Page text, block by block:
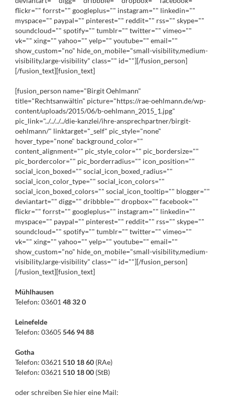
flickr="" forrst="" googleplus="" instagram="" linkedin=""
myspace="" paypal="" pinterest="" reddit="" rss="" skype=""
soundcloud="" spotify="" tumblr="" twitter="" vimeo=""
vk="" xing="" yahoo="" yelp="" youtube="" email=""
show_custom="no" hide_on_mobile="small-visibility,medium-
visibility,large-visibility" class="" id=""][/fusion_person]
[/fusion_text][fusion_text]
[fusion_person name="Birgit Oehlmann"
title="Rechtsanwältin" picture="https://rae-oehlmann.de/wp-
content/uploads/2015/06/b-oehlmann_2015_1.jpg"
pic_link="../../../../die-kanzlei/ihre-ansprechpartner/birgit-
oehlmann/" linktarget="_self" pic_style="none"
hover_type="none" background_color=""
content_alignment="" pic_style_color="" pic_bordersize=""
pic_bordercolor="" pic_borderradius="" icon_position=""
social_icon_boxed="" social_icon_boxed_radius=""
social_icon_color_type="" social_icon_colors=""
social_icon_boxed_colors="" social_icon_tooltip="" blogger=""
deviantart="" digg="" dribbble="" dropbox="" facebook=""
flickr="" forrst="" googleplus="" instagram="" linkedin=""
myspace="" paypal="" pinterest="" reddit="" rss="" skype=""
soundcloud="" spotify="" tumblr="" twitter="" vimeo=""
vk="" xing="" yahoo="" yelp="" youtube="" email=""
show_custom="no" hide_on_mobile="small-visibility,medium-
visibility,large-visibility" class="" id=""][/fusion_person]
[/fusion_text][fusion_text]
Mühlhausen
Telefon: 03601 48 32 0
Leinefelde
Telefon: 03605 546 94 88
Gotha
Telefon: 03621 510 18 60 (RAe)
Telefon: 03621 510 18 00 (StB)
oder schreiben Sie hier eine Mail: